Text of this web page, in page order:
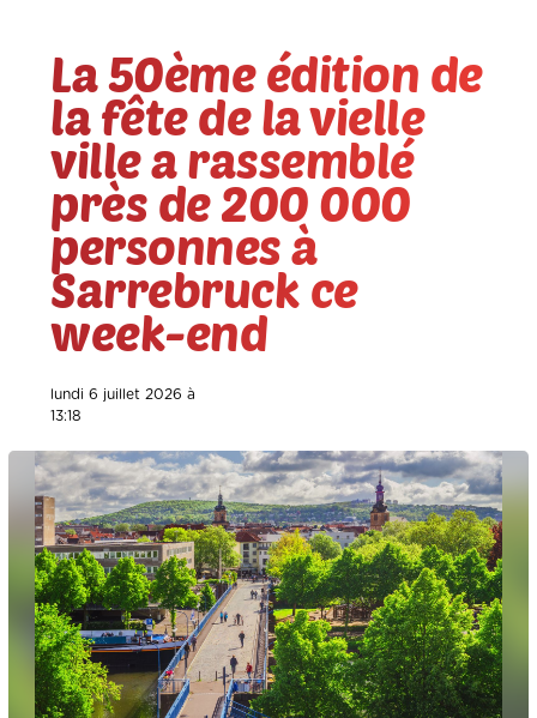
La 50ème édition de
la fête de la vielle
ville a rassemblé
près de 200 000
personnes à
Sarrebruck ce
week-end
lundi 6 juillet 2026 à
13:18